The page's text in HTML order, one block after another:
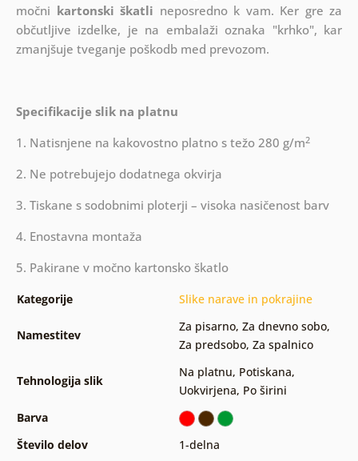
močni kartonski škatli neposredno k vam. Ker gre za
občutljive izdelke, je na embalaži oznaka "krhko", kar
zmanjšuje tveganje poškodb med prevozom.
Specifikacije slik na platnu
1. Natisnjene na kakovostno platno s težo 280 g/m2
2. Ne potrebujejo dodatnega okvirja
3. Tiskane s sodobnimi ploterji – visoka nasičenost barv
4. Enostavna montaža
5. Pakirane v močno kartonsko škatlo
Kategorije Slike narave in pokrajine
Namestitev
Za pisarno, Za dnevno sobo,
Za predsobo, Za spalnico
Tehnologija slik
Na platnu, Potiskana,
Uokvirjena, Po širini
Barva
Število delov
1-delna